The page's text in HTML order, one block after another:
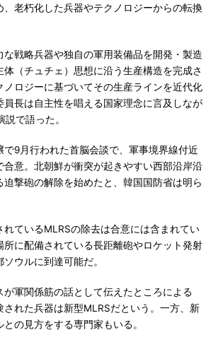
、老朽化した兵器やテクノロジーからの転換
な戦略兵器や独自の軍用装備品を開発・製造
（チュチェ）思想に沿う生産構造を完成さ
ノロジーに基づいてその生産ラインを近代化
員長は自主性を唱える国家理念に言及しなが
説で語った。
で9月行われた首脳会談で、軍事境界線付近
合意。北朝鮮が衝突が起きやすい西部沿岸沿
迫撃砲の解除を始めたと、韓国国防省は明ら
れているMLRSの除去は合意には含まれてい
所に配備されている長距離砲やロケット発射
ウルに到達可能だ。
が軍関係筋の話として伝えたところによる
された兵器は新型MLRSだという。一方、新
の見方をする専門家もいる。